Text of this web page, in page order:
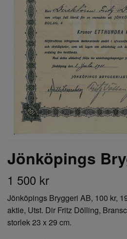
Jönköpings
1 500 kr
Jönköpings Bryggeri AB, 100 kr,
aktie, Utst. Dir Fritz Dölling,
storlek 23 x 29 cm.